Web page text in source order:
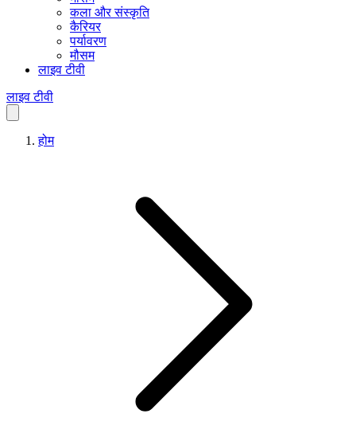
कला और संस्कृति
कैरियर
पर्यावरण
मौसम
लाइव टीवी
लाइव टीवी
होम